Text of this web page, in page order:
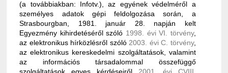
(a továbbiakban: Infotv.), az egyének védelméről a
személyes adatok gépi feldolgozása során, a
Strasbourgban, 1981. január 28. napján kelt
Egyezmény kihirdetéséről szóló 1998. évi VI. törvény,
az elektronikus hírközlésről szóló 2003. évi C. törvény,
az elektronikus kereskedelmi szolgáltatások, valamint
az információs társadalommal összefüggő